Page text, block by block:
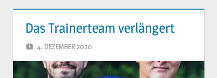
Das Trainerteam verlängert
4. DEZEMBER 2020